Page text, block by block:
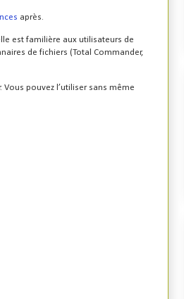
après.
est familière aux utilisateurs de
de fichiers (Total Commander,
pouvez l’utiliser sans même